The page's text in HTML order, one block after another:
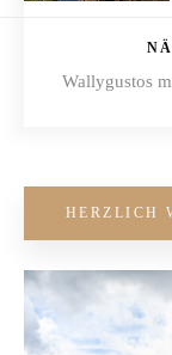
Wallygustos
HERZLICH